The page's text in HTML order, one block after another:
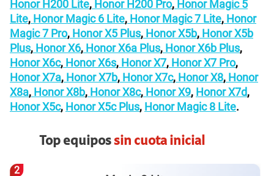
Honor H200 Lite, Honor H200 Pro, Honor Magic 5
Lite, Honor Magic 6 Lite, Honor Magic 7 Lite, Honor
Magic 7 Pro, Honor X5 Plus, Honor X5b, Honor X5b
Plus, Honor X6, Honor X6a Plus, Honor X6b Plus,
Honor X6c, Honor X6s, Honor X7, Honor X7 Pro,
Honor X7a, Honor X7b, Honor X7c, Honor X8, Honor
X8a, Honor X8b, Honor X8c, Honor X9, Honor X7d,
Honor X5c, Honor X5c Plus, Honor Magic 8 Lite.
Top equipossin cuota inicial